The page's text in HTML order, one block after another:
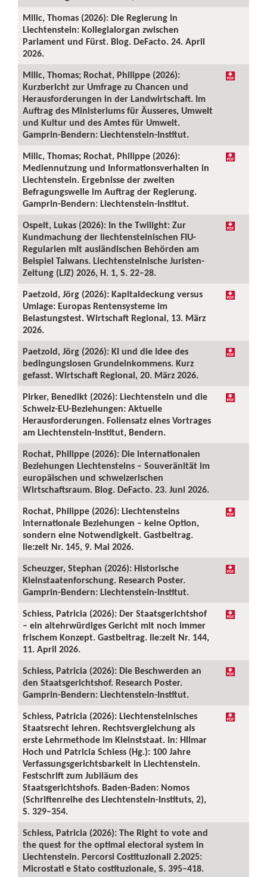
Milic, Thomas (2026): Die Regierung in
Liechtenstein: Kollegialorgan zwischen
Parlament und Fürst. Blog. DeFacto. 24. April
2026.
Milic, Thomas; Rochat, Philippe (2026):
Kurzbericht zur Umfrage zu Chancen und
Herausforderungen in der Landwirtschaft. Im
Auftrag des Ministeriums für Äusseres, Umwelt
und Kultur und des Amtes für Umwelt.
Gamprin-Bendern: Liechtenstein-Institut.
Milic, Thomas; Rochat, Philippe (2026):
Mediennutzung und Informationsverhalten in
Liechtenstein. Ergebnisse der zweiten
Befragungswelle im Auftrag der Regierung.
Gamprin-Bendern: Liechtenstein-Institut.
Ospelt, Lukas (2026): In the Twilight: Zur
Kundmachung der liechtensteinischen FIU-
Regularien mit ausländischen Behörden am
Beispiel Taiwans. Liechtensteinische Juristen-
Zeitung (LJZ) 2026, H. 1, S. 22–28.
Paetzold, Jörg (2026): Kapitaldeckung versus
Umlage: Europas Rentensysteme im
Belastungstest. Wirtschaft Regional, 13. März
2026.
Paetzold, Jörg (2026): KI und die Idee des
bedingungslosen Grundeinkommens. Kurz
gefasst. Wirtschaft Regional, 20. März 2026.
Pirker, Benedikt (2026): Liechtenstein und die
Schweiz-EU-Beziehungen: Aktuelle
Herausforderungen. Foliensatz eines Vortrages
am Liechtenstein-Institut, Bendern.
Rochat, Philippe (2026): Die internationalen
Beziehungen Liechtensteins – Souveränität im
europäischen und schweizerischen
Wirtschaftsraum. Blog. DeFacto. 23. Juni 2026.
Rochat, Philippe (2026): Liechtensteins
internationale Beziehungen – keine Option,
sondern eine Notwendigkeit. Gastbeitrag.
lie:zeit Nr. 145, 9. Mai 2026.
Scheuzger, Stephan (2026): Historische
Kleinstaatenforschung. Research Poster.
Gamprin-Bendern: Liechtenstein-Institut.
Schiess, Patricia (2026): Der Staatsgerichtshof
– ein altehrwürdiges Gericht mit noch immer
frischem Konzept. Gastbeitrag. lie:zeit Nr. 144,
11. April 2026.
Schiess, Patricia (2026): Die Beschwerden an
den Staatsgerichtshof. Research Poster.
Gamprin-Bendern: Liechtenstein-Institut.
Schiess, Patricia (2026): Liechtensteinisches
Staatsrecht lehren. Rechtsvergleichung als
erste Lehrmethode im Kleinststaat. In: Hilmar
Hoch und Patricia Schiess (Hg.): 100 Jahre
Verfassungsgerichtsbarkeit in Liechtenstein.
Festschrift zum Jubiläum des
Staatsgerichtshofs. Baden-Baden: Nomos
(Schriftenreihe des Liechtenstein-Instituts, 2),
S. 329–354.
Schiess, Patricia (2026): The Right to vote and
the quest for the optimal electoral system in
Liechtenstein. Percorsi Costituzionali 2.2025:
Microstati e Stato costituzionale, S. 395–418.